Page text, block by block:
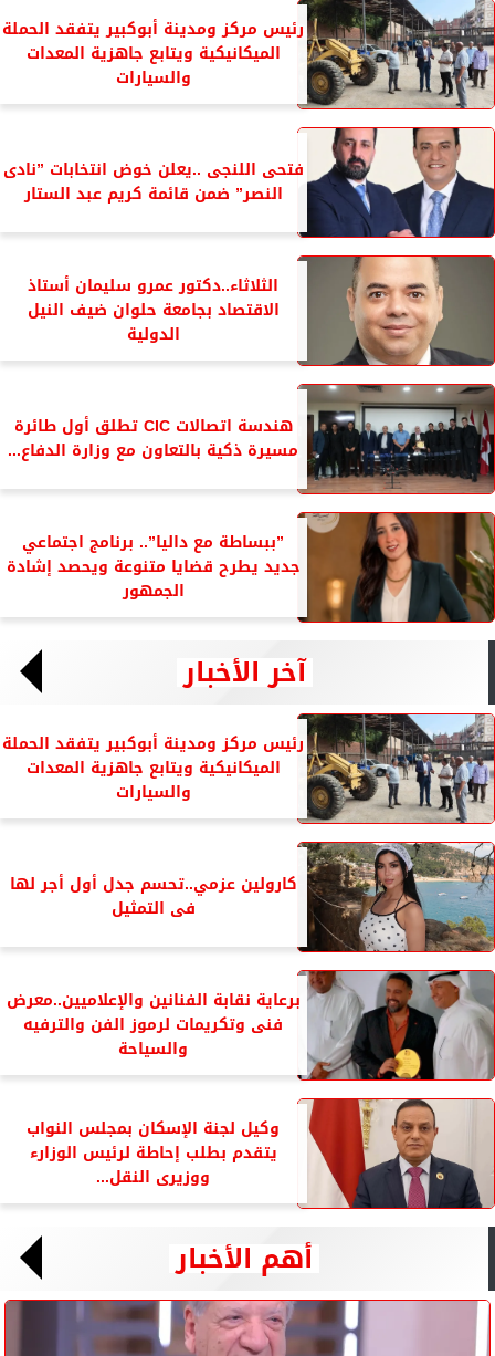
رئيس مركز ومدينة أبوكبير يتفقد الحملة
الميكانيكية ويتابع جاهزية المعدات
والسيارات
فتحى اللنجى ..يعلن خوض انتخابات ”نادى
النصر” ضمن قائمة كريم عبد الستار
الثلاثاء..دكتور عمرو سليمان أستاذ
الاقتصاد بجامعة حلوان ضيف النيل
الدولية
هندسة اتصالات CIC تطلق أول طائرة
مسيرة ذكية بالتعاون مع وزارة الدفاع...
”ببساطة مع داليا”.. برنامج اجتماعي
جديد يطرح قضايا متنوعة ويحصد إشادة
الجمهور
آخر الأخبار
رئيس مركز ومدينة أبوكبير يتفقد الحملة
الميكانيكية ويتابع جاهزية المعدات
والسيارات
كارولين عزمي..تحسم جدل أول أجر لها
فى التمثيل
برعاية نقابة الفنانين والإعلاميين..معرض
فنى وتكريمات لرموز الفن والترفيه
والسياحة
وكيل لجنة الإسكان بمجلس النواب
يتقدم بطلب إحاطة لرئيس الوزارء
ووزيرى النقل...
أهم الأخبار